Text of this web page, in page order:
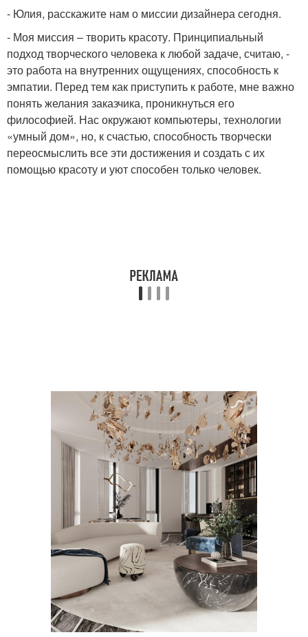
- Юлия, расскажите нам о миссии дизайнера сегодня.
- Моя миссия – творить красоту. Принципиальный
подход творческого человека к любой задаче, считаю, -
это работа на внутренних ощущениях, способность к
эмпатии. Перед тем как приступить к работе, мне важно
понять желания заказчика, проникнуться его
философией. Нас окружают компьютеры, технологии
«умный дом», но, к счастью, способность творчески
переосмыслить все эти достижения и создать с их
помощью красоту и уют способен только человек.